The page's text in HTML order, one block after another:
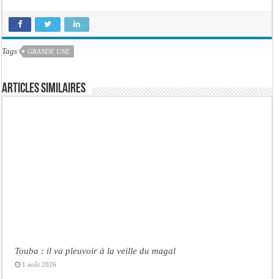
Tags GRANDE UNE
Articles similaires
Touba : il va pleuvoir à la veille du magal
1 août 2026